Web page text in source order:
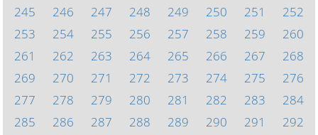
245
246 247 248 249 250 251
252
253
254 255 256 257 258 259
260
261
262 263 264 265 266 267
268
269
270 271 272 273 274 275
276
277
278 279 280 281 282 283
284
285
286 287 288 289 290 291
292